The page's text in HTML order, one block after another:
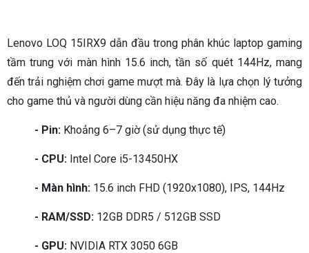
Lenovo LOQ 15IRX9 dẫn đầu trong phân khúc laptop gaming
tầm trung với màn hình 15.6 inch, tần số quét 144Hz, mang
đến trải nghiệm chơi game mượt mà. Đây là lựa chọn lý tưởng
cho game thủ và người dùng cần hiệu năng đa nhiệm cao.
- Pin: Khoảng 6–7 giờ (sử dụng thực tế)
- CPU: Intel Core i5-13450HX
- Màn hình: 15.6 inch FHD (1920x1080), IPS, 144Hz
- RAM/SSD: 12GB DDR5 / 512GB SSD
- GPU: NVIDIA RTX 3050 6GB